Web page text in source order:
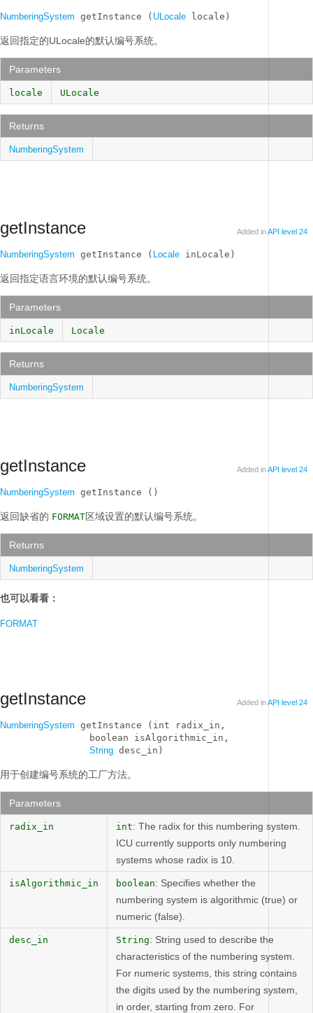
NumberingSystem getInstance ( ULocale locale)
返回指定的ULocale的默认编号系统。
Parameters
locale ULocale
Returns
NumberingSystem
getInstance Added inAPI level 24
NumberingSystem getInstance ( Locale inLocale)
返回指定语言环境的默认编号系统。
Parameters
inLocale Locale
Returns
NumberingSystem
getInstance Added inAPI level 24
NumberingSystem getInstance ()
返回缺省的 FORMAT区域设置的默认编号系统。
Returns
NumberingSystem
也可以看看：
FORMAT
getInstance Added inAPI level 24
NumberingSystem getInstance (int radix_in,
                boolean isAlgorithmic_in,
String desc_in)
用于创建编号系统的工厂方法。
Parameters
radix_in int: The radix for this numbering system.
ICU currently supports only numbering
systems whose radix is 10.
isAlgorithmic_in boolean: Specifies whether the
numbering system is algorithmic (true) or
numeric (false).
desc_in String: String used to describe the
characteristics of the numbering system.
For numeric systems, this string contains
the digits used by the numbering system,
in order, starting from zero. For